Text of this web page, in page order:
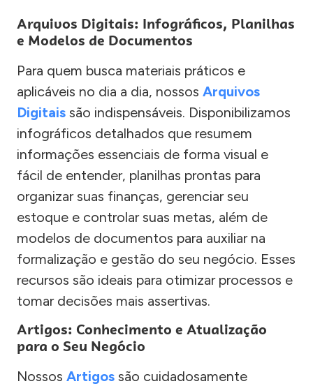
Arquivos Digitais: Infográficos, Planilhas
e Modelos de Documentos
Para quem busca materiais práticos e
aplicáveis no dia a dia, nossos Arquivos
Digitais são indispensáveis. Disponibilizamos
infográficos detalhados que resumem
informações essenciais de forma visual e
fácil de entender, planilhas prontas para
organizar suas finanças, gerenciar seu
estoque e controlar suas metas, além de
modelos de documentos para auxiliar na
formalização e gestão do seu negócio. Esses
recursos são ideais para otimizar processos e
tomar decisões mais assertivas.
Artigos: Conhecimento e Atualização
para o Seu Negócio
Nossos Artigos são cuidadosamente